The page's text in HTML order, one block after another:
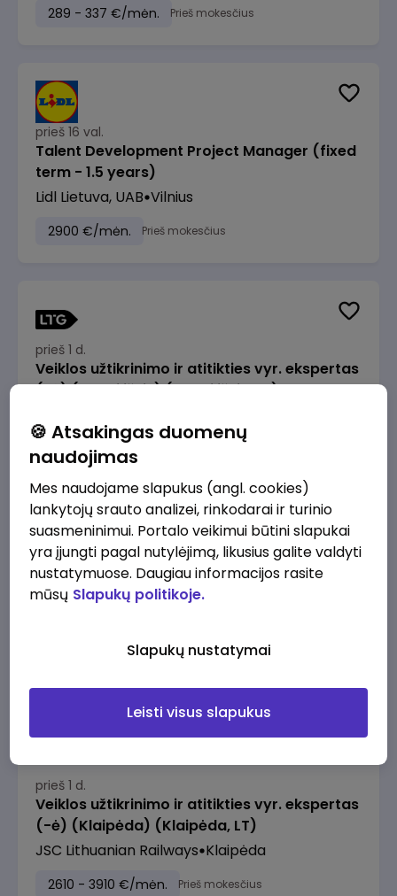
289 - 337 €/mėn. Prieš mokesčius
prieš 16 val.
Talent Development Project Manager (fixed
term - 1.5 years)
Lidl Lietuva, UAB Vilnius
2900 €/mėn. Prieš mokesčius
prieš 1 d.
Veiklos užtikrinimo ir atitikties vyr. ekspertas
(-ė) (Radviliškis) (Radviliškis, LT)
2610 - 3910 €/mėn.
prieš 1 d.
Veiklos užtikrinimo ir atitikties vyr. ekspertas
(-ė) (Kaunas) (Kaunas, LT)
prieš 1 d.
Veiklos užtikrinimo ir atitikties vyr. ekspertas
(-ė) (Klaipėda) (Klaipėda, LT)
JSC Lithuanian Railways Klaipėda
2610 - 3910 €/mėn. Prieš mokesčius
🍪 Atsakingas duomenų
naudojimas
Mes naudojame slapukus (angl. cookies)
lankytojų srauto analizei, rinkodarai ir turinio
suasmeninimui. Portalo veikimui būtini slapukai
yra įjungti pagal nutylėjimą, likusius galite valdyti
nustatymuose. Daugiau informacijos rasite
mūsų Slapukų politikoje.
Slapukų nustatymai
Leisti visus slapukus